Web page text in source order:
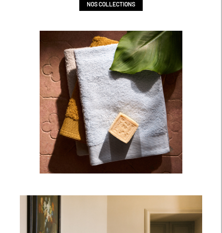
NOS COLLECTIONS